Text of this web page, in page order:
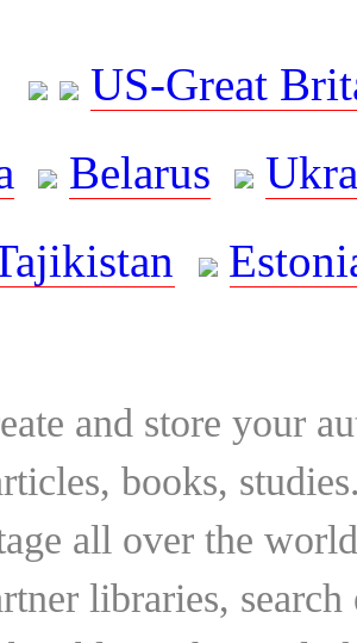
US-Great
Belarus
and store your
books,
all over the
libraries,